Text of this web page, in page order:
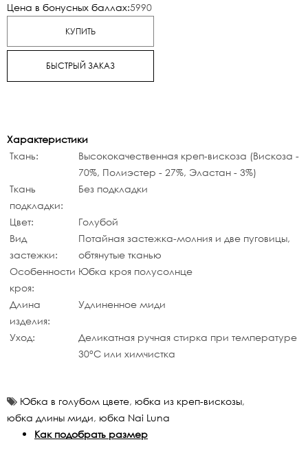
Цена в бонусных баллах:5990
КУПИТЬ
БЫСТРЫЙ ЗАКАЗ
Характеристики
Ткань:
Высококачественная креп-вискоза (Вискоза -
70%, Полиэстер - 27%, Эластан - 3%)
Ткань
подкладки:
Без подкладки
Цвет:
Голубой
Вид
застежки:
Потайная застежка-молния и две пуговицы,
обтянутые тканью
Особенности
кроя:
Юбка кроя полусолнце
Длина
изделия:
Удлиненное миди
Уход:
Деликатная ручная стирка при температуре
30°C или химчистка
Юбка в голубом цвете, юбка из креп-вискозы,
юбка длины миди, юбка Nai Luna
Как подобрать размер